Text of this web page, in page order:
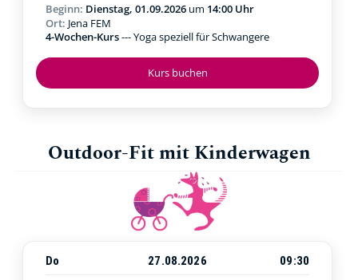
Kurs buchen
Beginn: Dienstag, 01.09.2026 um 14:00 Uhr
Ort: Jena FEM
4-Wochen-Kurs--- Yoga speziell für Schwangere
Outdoor-Fit mit Kinderwagen
Do 27.08.2026
09:30